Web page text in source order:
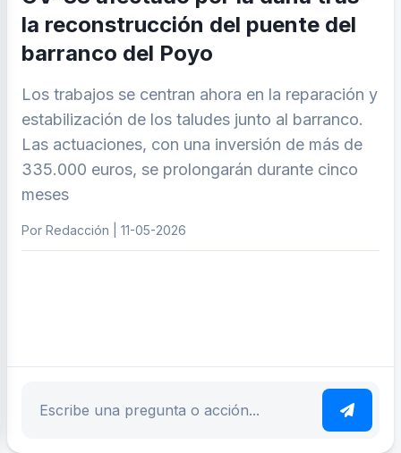
la reconstrucción del puente del
barranco del Poyo
Los trabajos se centran ahora en la reparación y
estabilización de los taludes junto al barranco.
Las actuaciones, con una inversión de más de
335.000 euros, se prolongarán durante cinco
meses
Por Redacción | 11-05-2026
Escribe tu pregunta